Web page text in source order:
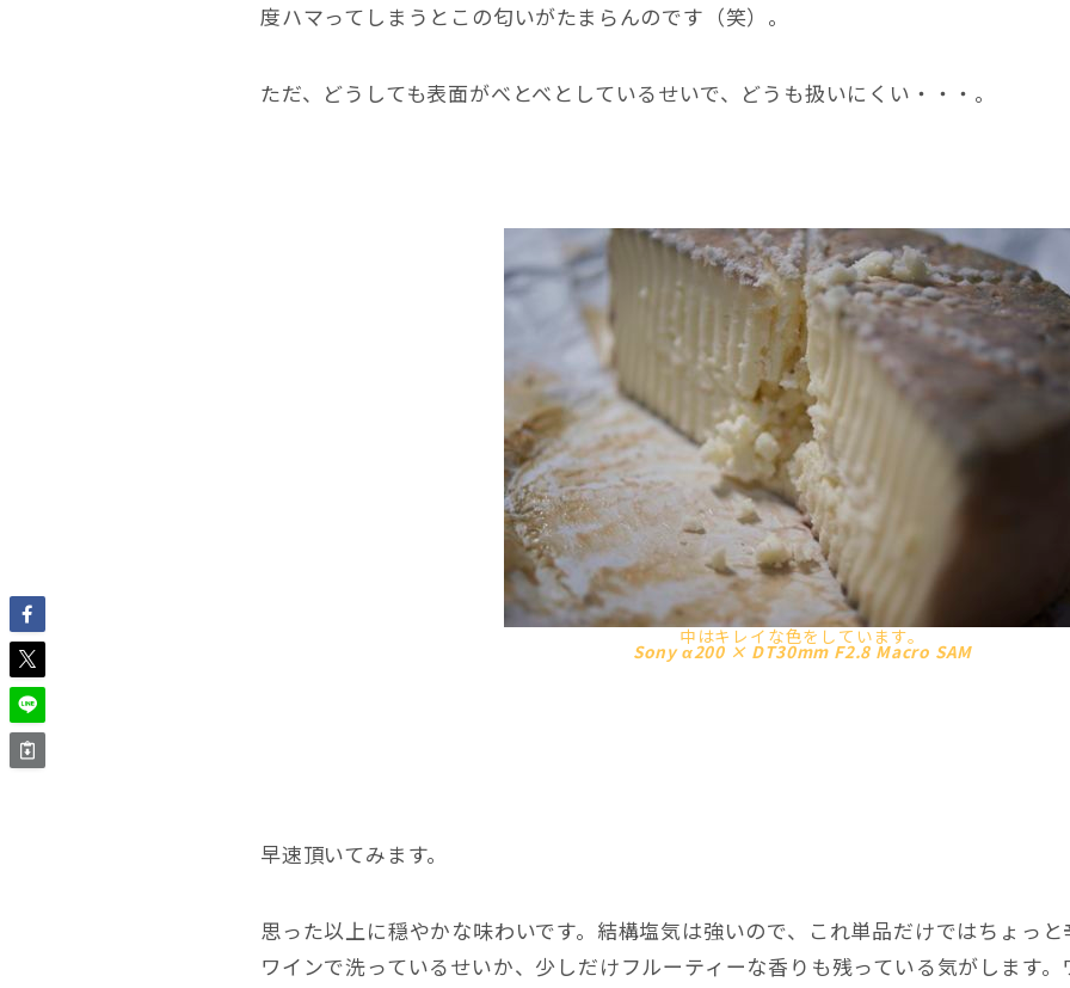
度ハマってしまうとこの匂いがたまらんのです（笑）。
ただ、どうしても表面がべとべとしているせいで、どうも扱いにくい・・・。
中はキレイな色をしています。
Sony α200 × DT30mm F2.8 Macro SAM
早速頂いてみます。
思った以上に穏やかな味わいです。結構塩気は強いので、これ単品だけではちょっ
ワインで洗っているせいか、少しだけフルーティーな香りも残っている気がします